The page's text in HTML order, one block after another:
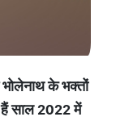
भोलेनाथकेभक्तों
हैंसाल2022में